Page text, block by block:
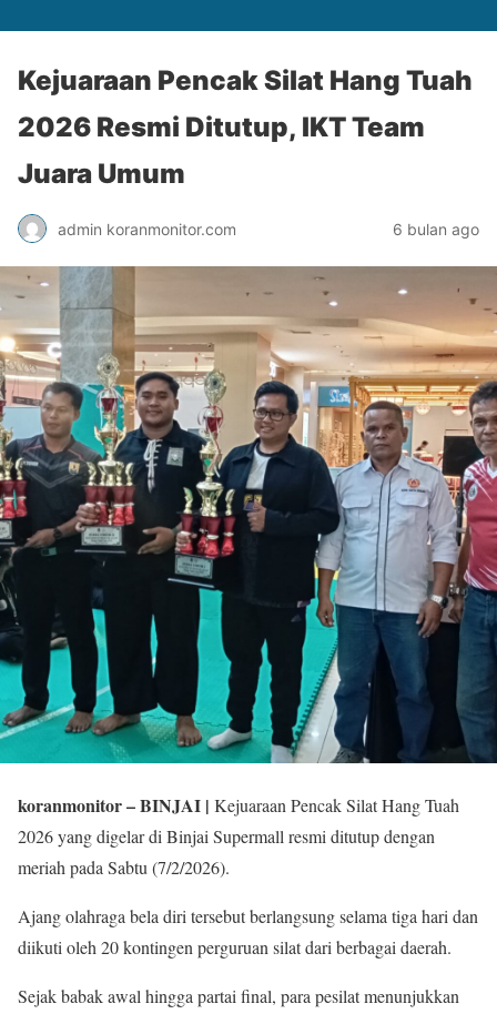
Kejuaraan Pencak Silat Hang Tuah
2026 Resmi Ditutup, IKT Team
Juara Umum
admin koranmonitor.com 6 bulan ago
koranmonitor– BINJAI | Kejuaraan Pencak Silat Hang Tuah
2026 yang digelar di Binjai Supermall resmi ditutup dengan
meriah pada Sabtu (7/2/2026).
Ajang olahraga bela diri tersebut berlangsung selama tiga hari dan
diikuti oleh 20 kontingen perguruan silat dari berbagai daerah.
Sejak babak awal hingga partai final, para pesilat menunjukkan